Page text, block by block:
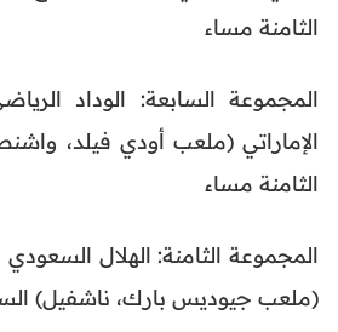
الثامنة مساء
المجموعة السابعة: الوداد
الإماراتي (ملعب أودي فيلد،
الثامنة مساء
المجموعة الثامنة: الهلال
(ملعب جيوديس بارك، ناشفيل)